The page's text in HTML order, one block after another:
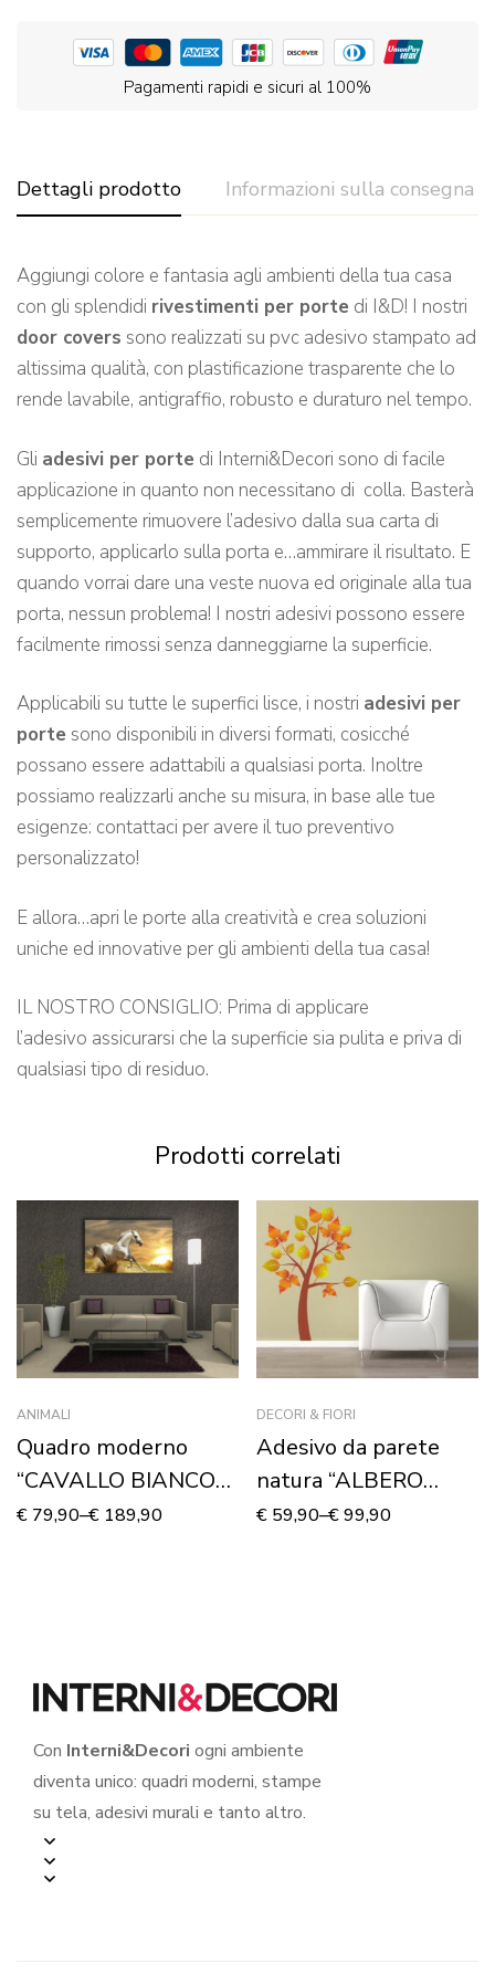
Pagamenti rapidi e sicuri al 100%
Dettagli prodotto Informazioni sulla consegna
Aggiungi colore e fantasia agli ambienti della tua casa
con gli splendidi rivestimenti per porte di I&D! I nostri
door covers sono realizzati su pvc adesivo stampato ad
altissima qualità, con plastificazione trasparente che lo
rende lavabile, antigraffio, robusto e duraturo nel tempo.
Gli adesivi per porte di Interni&Decori sono di facile
applicazione in quanto non necessitano di colla. Basterà
semplicemente rimuovere l’adesivo dalla sua carta di
supporto, applicarlo sulla porta e…ammirare il risultato. E
quando vorrai dare una veste nuova ed originale alla tua
porta, nessun problema! I nostri adesivi possono essere
facilmente rimossi senza danneggiarne la superficie.
Applicabili su tutte le superfici lisce, i nostri adesivi per
porte sono disponibili in diversi formati, cosicché
possano essere adattabili a qualsiasi porta. Inoltre
possiamo realizzarli anche su misura, in base alle tue
esigenze: contattaci per avere il tuo preventivo
personalizzato!
E allora…apri le porte alla creatività e crea soluzioni
uniche ed innovative per gli ambienti della tua casa!
IL NOSTRO CONSIGLIO: Prima di applicare
l’adesivo assicurarsi che la superficie sia pulita e priva di
qualsiasi tipo di residuo.
Prodotti correlati
ANIMALI
Quadro moderno
“CAVALLO BIANCO
CHE CORRE”
€ 79,90–€ 189,90
DECORI & FIORI
Adesivo da parete
natura “ALBERO
D’AUTUNNO”
€ 59,90–€99,90
Con Interni&Decori ogni ambiente
diventa unico: quadri moderni, stampe
su tela, adesivi murali e tanto altro.